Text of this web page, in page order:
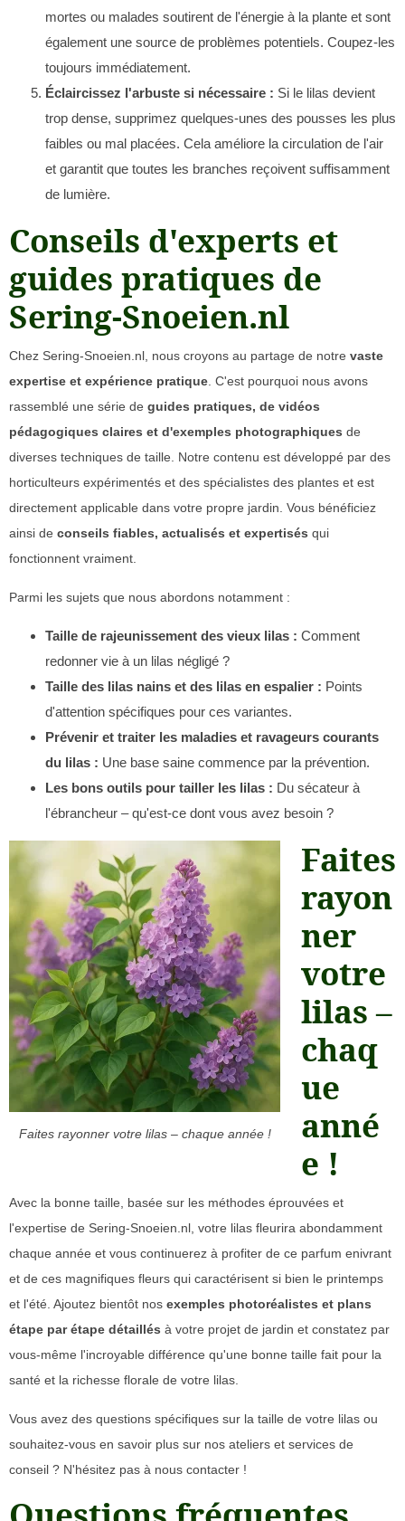
mortes ou malades soutirent de l'énergie à la plante et sont
également une source de problèmes potentiels. Coupez-les
toujours immédiatement.
Éclaircissez l'arbuste si nécessaire : Si le lilas devient
trop dense, supprimez quelques-unes des pousses les plus
faibles ou mal placées. Cela améliore la circulation de l'air
et garantit que toutes les branches reçoivent suffisamment
de lumière.
Conseils d'experts et
guides pratiques de
Sering-Snoeien.nl
Chez Sering-Snoeien.nl, nous croyons au partage de notre vaste
expertise et expérience pratique . C'est pourquoi nous avons
rassemblé une série de guides pratiques, de vidéos
pédagogiques claires et d'exemples photographiques de
diverses techniques de taille. Notre contenu est développé par des
horticulteurs expérimentés et des spécialistes des plantes et est
directement applicable dans votre propre jardin. Vous bénéficiez
ainsi de conseils fiables, actualisés et expertisés qui
fonctionnent vraiment.
Parmi les sujets que nous abordons notamment :
Taille de rajeunissement des vieux lilas : Comment
redonner vie à un lilas négligé ?
Taille des lilas nains et des lilas en espalier : Points
d'attention spécifiques pour ces variantes.
Prévenir et traiter les maladies et ravageurs courants
du lilas : Une base saine commence par la prévention.
Les bons outils pour tailler les lilas : Du sécateur à
l'ébrancheur – qu'est-ce dont vous avez besoin ?
Faites rayonner votre lilas – chaque année !
Faites
rayon
ner
votre
lilas –
chaq
ue
anné
e !
Avec la bonne taille, basée sur les méthodes éprouvées et
l'expertise de Sering-Snoeien.nl, votre lilas fleurira abondamment
chaque année et vous continuerez à profiter de ce parfum enivrant
et de ces magnifiques fleurs qui caractérisent si bien le printemps
et l'été. Ajoutez bientôt nos exemples photoréalistes et plans
étape par étape détaillés à votre projet de jardin et constatez par
vous-même l'incroyable différence qu'une bonne taille fait pour la
santé et la richesse florale de votre lilas.
Vous avez des questions spécifiques sur la taille de votre lilas ou
souhaitez-vous en savoir plus sur nos ateliers et services de
conseil ? N'hésitez pas à nous contacter !